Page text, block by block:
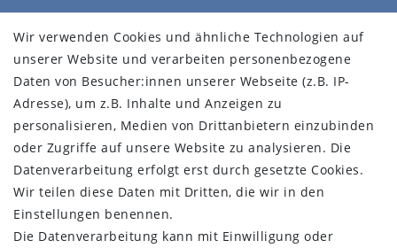
Wür über uns
FAQ
Impressum
Daten­schutz­erklärung
AGB
Barrierefreiheitserklärung
Kontakt
Vertrag widerrufen
Wir verwenden Cookies und ähnliche Technologien auf
unserer Website und verarbeiten personenbezogene
Daten von Besucher:innen unserer Webseite (z.B. IP-
Adresse), um z.B. Inhalte und Anzeigen zu
personalisieren, Medien von Drittanbietern einzubinden
oder Zugriffe auf unsere Website zu analysieren. Die
Datenverarbeitung erfolgt erst durch gesetzte Cookies.
Wir teilen diese Daten mit Dritten, die wir in den
Einstellungen benennen.
Die Datenverarbeitung kann mit Einwilligung oder